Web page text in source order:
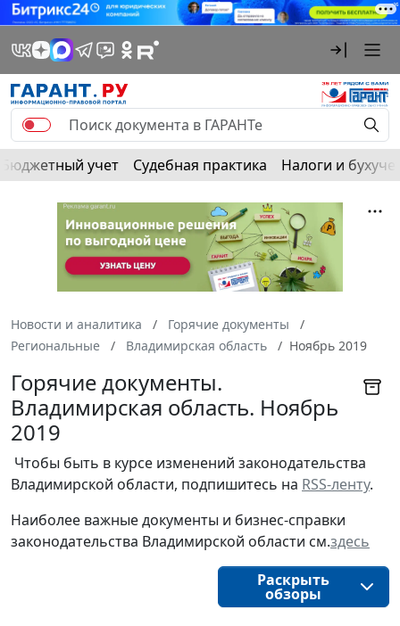
Бюджетный учет Судебная практика Налоги и
Новости и аналитика
Горячие документы
Региональные
Владимирская область Ноябрь 2019
Горячие документы.
Владимирская область. Ноябрь
2019
Чтобы быть в курсе изменений законодательства
Владимирской области, подпишитесь на RSS-ленту.
Наиболее важные документы и бизнес-справки
законодательства Владимирской области см.здесь
Раскрыть
обзоры